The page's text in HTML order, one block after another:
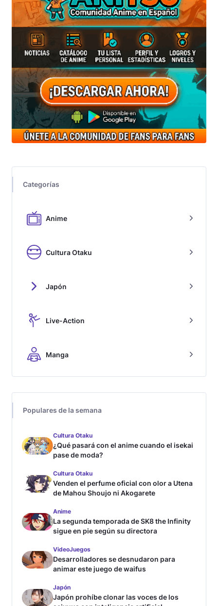
Categorías
Anime
Cultura Otaku
Japón
Live-Action
Manga
Populares de la semana
Cultura Otaku
¿Qué pasará con el anime cuando el isekai
pase de moda?
Cultura Otaku
Venden el perfume oficial con olor a Utena
de Mahou Shoujo ni Akogarete
Anime
La segunda temporada de SK8 the Infinity
sigue en pie según su directora
VideoJuegos
Desarrolladores se desnudaron para
animar este juego de waifus
Japón
Japón prohíbe clonar las voces de los